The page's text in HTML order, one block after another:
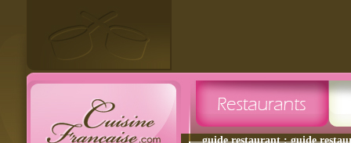
guide restaurant : guide